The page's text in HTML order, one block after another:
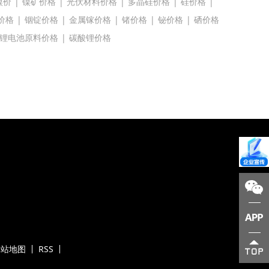
格 | 铟锭价格 | 金属镓价格 | 锗价格 | 铋价格 | 硒价格
锂电池原料价格 | 碳酸锂价格
地图 RSS